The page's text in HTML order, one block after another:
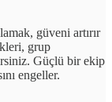
güveni artırır
grup
Güçlü bir ekip
engeller.